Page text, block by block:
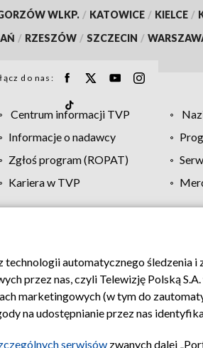
WLKP. / KATOWICE / KIELCE /
/ RZESZÓW / SZCZECIN /
do nas:
Centrum informacji TVP
Informacje o nadawcy
Zgłoś program (ROPAT)
Kariera w TVP
Moje zgody Pomoc
automatycznego śledzenia
przez nas, czyli Telewizję Polską
marketingowych (w tym do
na udostępnianie przez nas
serwisów zwanych dalej